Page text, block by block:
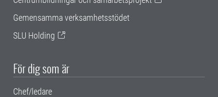
Gemensamma verksamhetsstödet
SLU Holding
För dig som är
Chef/ledare